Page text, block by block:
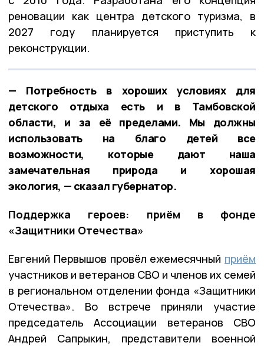
реновации как центра детского туризма, в
2027 году планируется приступить к
реконструкции.
— Потребность в хороших условиях для
детского отдыха есть и в Тамбовской
области, и за её пределами. Мы должны
использовать на благо детей все
возможности, которые дают наша
замечательная природа и хорошая
экология, — сказал губернатор.
Поддержка героев: приём в фонде
«Защитники Отечества»
Евгений Первышов провёл ежемесячный приём
участников и ветеранов СВО и членов их семей
в региональном отделении фонда «Защитники
Отечества». Во встрече приняли участие
председатель Ассоциации ветеранов СВО
Андрей Сапрыкин, представители военной